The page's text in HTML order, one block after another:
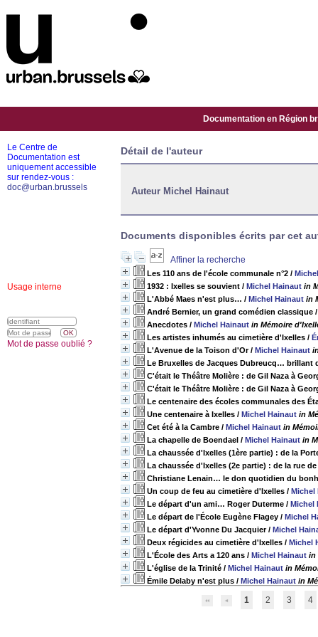
Documentation en Région
Détail de l'auteur
Auteur Michel Hainaut
Documents disponibles écrits par cet
Affiner la recherche
Les 110 ans de l'école communale n°2 /
1932 : Ixelles se souvient / Michel Hainaut in
L'Abbé Maes n'est plus… / Michel Hainaut in
André Bernier, un grand comédien classique
Anecdotes / Michel Hainaut in Mémoire
Les artistes inhumés au cimetière d'Ixelles /
L'Avenue de la Toison d'Or/ Michel Hainaut
Le Bruxelles de Jacques Dubreucq… brillant
C'était le Théâtre Molière : de Gil Naza à
C'était le Théâtre Molière : de Gil Naza à
Le centenaire des écoles communales des
Une centenaire à Ixelles / Michel Hainaut in
Cet été à la Cambre / Michel Hainaut in
La chapelle de Boendael / Michel Hainaut in
La chaussée d'Ixelles (1ère partie) : de la
La chaussée d'Ixelles (2e partie) : de la rue
Christiane Lenain… le don quotidien du
Un coup de feu au cimetière d'Ixelles / Michel
Le départ d'un ami… Roger Duterme / Michel
Le départ de l'École Eugène Flagey / Michel
Le départ d'Yvonne Du Jacquier/ Michel
Deux régicides au cimetière d'Ixelles / Michel
L'École des Arts a 120 ans / Michel Hainaut in
L'église de la Trinité / Michel Hainaut in
Émile Delaby n'est plus / Michel Hainaut in
1 2 3 4
Le Centre de
Documentation est
uniquement accessible
sur rendez-vous :
doc@urban.brussels
Usage interne
Mot de passe oublié ?